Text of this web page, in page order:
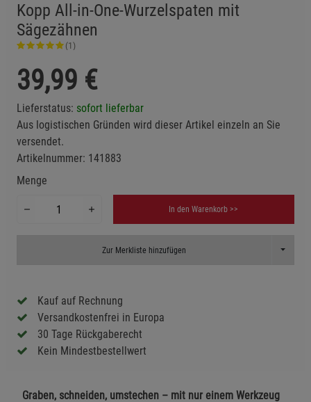
Kopp All-in-One-Wurzelspaten mit
Sägezähnen
(1)
39,99 €
Lieferstatus: sofort lieferbar
Aus logistischen Gründen wird dieser Artikel einzeln an Sie
versendet.
Artikelnummer: 141883
Menge
In den Warenkorb >>
Zur Merkliste hinzufügen Toggle
Kauf auf Rechnung
Versandkostenfrei in Europa
30 Tage Rückgaberecht
Kein Mindestbestellwert
Graben, schneiden, umstechen – mit nur einem Werkzeug